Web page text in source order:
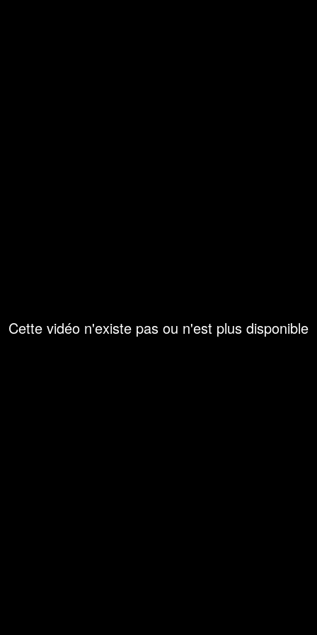
Cette vidéo n'existe pas ou n'est plus disponible